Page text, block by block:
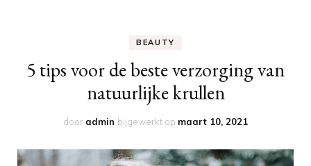
BEAUTY
5 tips voor de beste verzorging van
natuurlijke krullen
door admin bijgewerkt op maart 10, 2021